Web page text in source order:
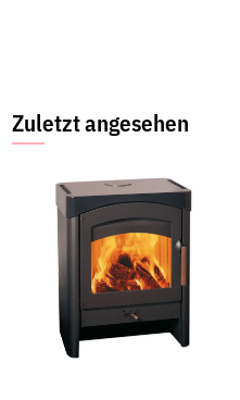
Zuletzt angesehen